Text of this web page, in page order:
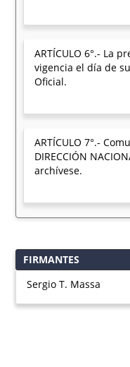
ARTÍCULO 6°.- La
vigencia el día de
Oficial.
ARTÍCULO 7°.-
DIRECCIÓN
archívese.
FIRMANTES
Sergio T. Massa